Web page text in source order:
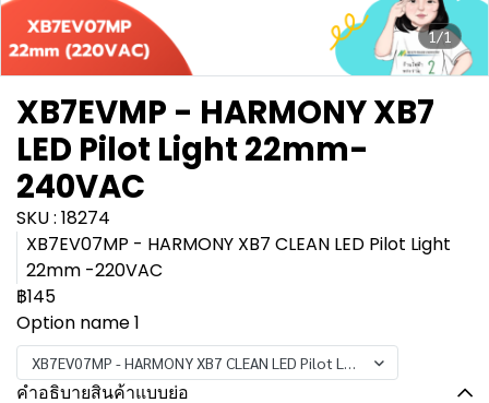
1/1
XB7EVMP - HARMONY XB7
LED Pilot Light 22mm-
240VAC
SKU : 18274
XB7EV07MP - HARMONY XB7 CLEAN LED Pilot Light
22mm -220VAC
฿145
Option name 1
XB7EV07MP - HARMONY XB7 CLEAN LED Pilot Light 22mm -220VAC
คำอธิบายสินค้าแบบย่อ